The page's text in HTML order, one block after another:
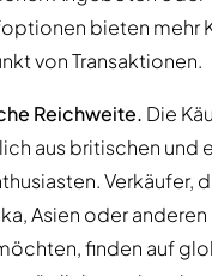
bieten mehr
von Transaktionen.
Reichweite. Die
aus britischen und
Verkäufer,
Asien oder
finden auf